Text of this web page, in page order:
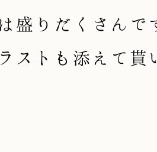
盛りだくさんで
ストも添えて貰